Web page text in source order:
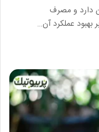
دارد و مصرف
بهبود عملکرد آن…